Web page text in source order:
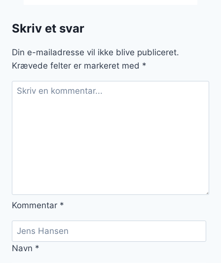
og
Skriv et svar
Din e-mailadresse vil ikke blive publiceret.
Krævede felter er markeret med *
Kommentar *
Navn *